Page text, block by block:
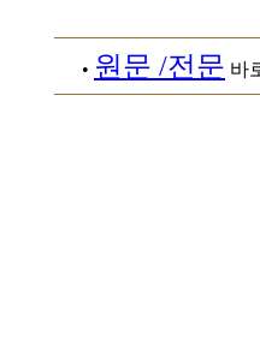
• 원문 /전문 바